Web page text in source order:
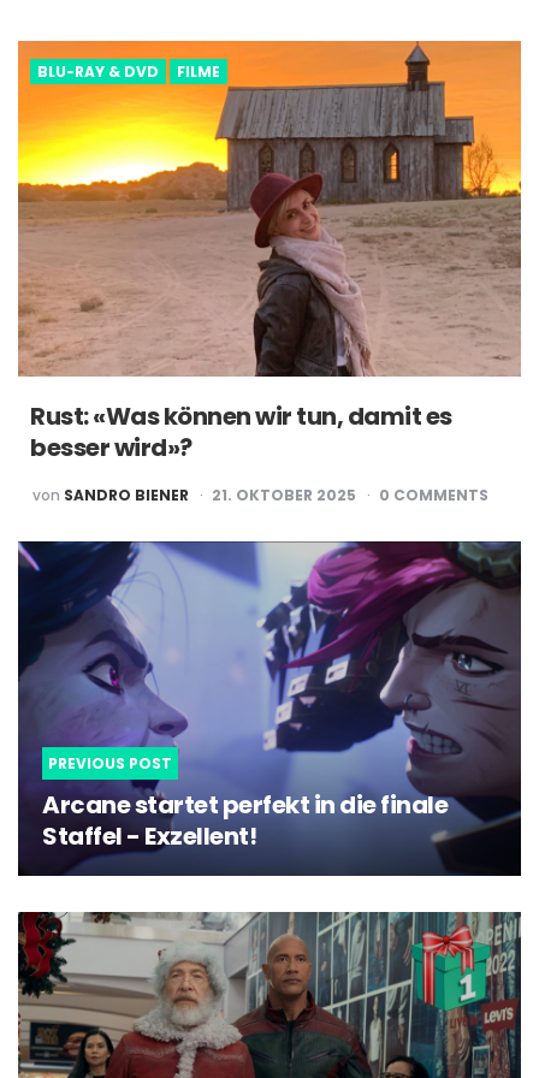
BY
BLU-RAY & DVD FILME
Rust: «Was können wir tun, damit es
besser wird»?
POSTED
BY
von SANDRO BIENER 21. OKTOBER 2025 0 COMMENTS
Post
navigation
PREVIOUS POST
Arcane startet perfekt in die finale
Staffel - Exzellent!